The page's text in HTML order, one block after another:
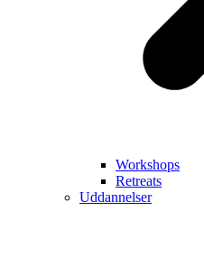
Workshops
Retreats
Uddannelser